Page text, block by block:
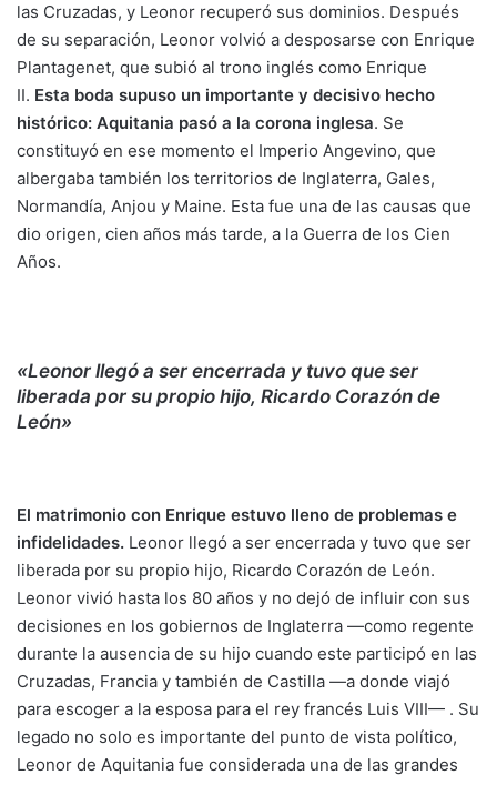
las Cruzadas, y Leonor recuperó sus dominios. Después
de su separación, Leonor volvió a desposarse con Enrique
Plantagenet, que subió al trono inglés como Enrique
II. Esta boda supuso un importante y decisivo hecho
histórico: Aquitania pasó a la corona inglesa. Se
constituyó en ese momento el Imperio Angevino, que
albergaba también los territorios de Inglaterra, Gales,
Normandía, Anjou y Maine. Esta fue una de las causas que
dio origen, cien años más tarde, a la Guerra de los Cien
Años.
«Leonor llegó a ser encerrada y tuvo que ser
liberada por su propio hijo, Ricardo Corazón de
León»
El matrimonio con Enrique estuvo lleno de problemas e
infidelidades. Leonor llegó a ser encerrada y tuvo que ser
liberada por su propio hijo, Ricardo Corazón de León.
Leonor vivió hasta los 80 años y no dejó de influir con sus
decisiones en los gobiernos de Inglaterra —como regente
durante la ausencia de su hijo cuando este participó en las
Cruzadas, Francia y también de Castilla —a donde viajó
para escoger a la esposa para el rey francés Luis VIII— . Su
legado no solo es importante del punto de vista político,
Leonor de Aquitania fue considerada una de las grandes